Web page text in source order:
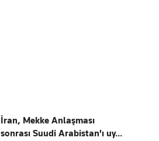
İran, Mekke Anlaşması
sonrası Suudi Arabistan'ı uy...